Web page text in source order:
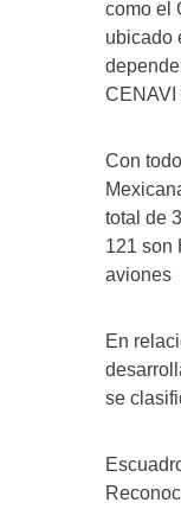
como el
ubicado
CENAVI
Con
total de
121 son
aviones
En
se